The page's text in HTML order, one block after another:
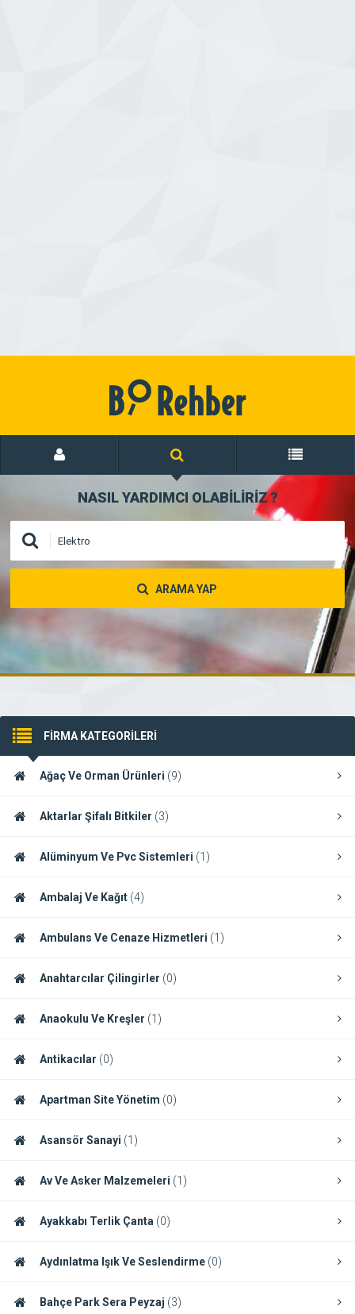
NASIL YARDIMCI OLABİLİRİZ?
ARAMA YAP
FİRMA KATEGORİLERİ
Ağaç Ve Orman Ürünleri (9)
Aktarlar Şifalı Bitkiler (3)
Alüminyum Ve Pvc Sistemleri (1)
Ambalaj Ve Kağıt (4)
Ambulans Ve Cenaze Hizmetleri (1)
Anahtarcılar Çilingirler (0)
Anaokulu Ve Kreşler (1)
Antikacılar (0)
Apartman Site Yönetim (0)
Asansör Sanayi (1)
Av Ve Asker Malzemeleri (1)
Ayakkabı Terlik Çanta (0)
Aydınlatma Işık Ve Seslendirme (0)
Bahçe Park Sera Peyzaj (3)